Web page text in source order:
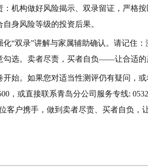
机构做好风险揭示、双录留证，严格
身风险等级的投资后果。
“双录”讲解与家属辅助确认。请记住
选。卖者尽责，买者自负——让合适的
始。如果您对适当性测评仍有疑问，
，或直接联系青岛分公司服务专线:
客户携手，做到卖者尽责、买者自负，